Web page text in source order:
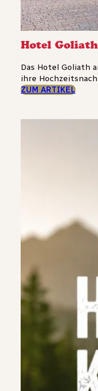
Hotel
Das Hotel Goliath
ihre
ZUM ARTIKEL